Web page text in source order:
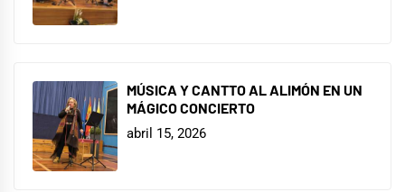
MÚSICA Y CANTTO AL ALIMÓN EN UN
MÁGICO CONCIERTO
abril 15, 2026